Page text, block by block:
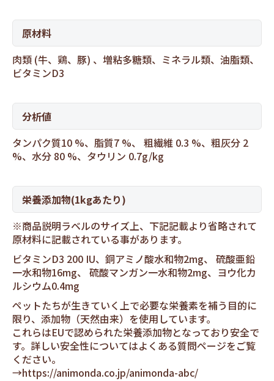
原材料
肉類 (牛、鶏、豚) 、増粘多糖類、ミネラル類、油脂類、
ビタミンD3
分析値
タンパク質10 %、脂質7 %、 粗繊維 0.3 %、粗灰分 2
%、水分 80 %、タウリン 0.7g/kg
栄養添加物(1kgあたり)
※商品説明ラベルのサイズ上、下記記載より省略されて
原材料に記載されている事があります。
ビタミンD3 200 IU、銅アミノ酸水和物2mg、 硫酸亜鉛
一水和物16mg、 硫酸マンガン一水和物2mg、ヨウ化カ
ルシウム0.4mg
ペットたちが生きていく上で必要な栄養素を補う目的に
限り、添加物（天然由来）を使用しています。
これらはEUで認められた栄養添加物となっており安全で
す。詳しい安全性についてはよくある質問ページをご覧
ください。
→https://animonda.co.jp/animonda-abc/